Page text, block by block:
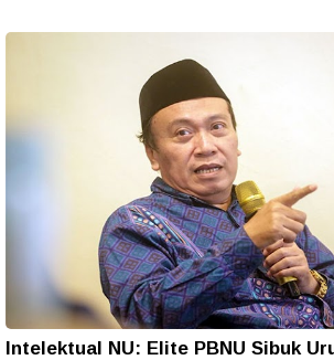
Intelektual NU: Elite PBNU Sibuk